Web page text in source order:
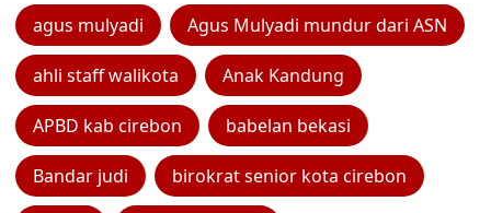
agus mulyadi Agus Mulyadi mundur dari ASN
ahli staff walikota Anak Kandung
APBD kab cirebon babelan bekasi
Bandar judi birokrat senior kota cirebon